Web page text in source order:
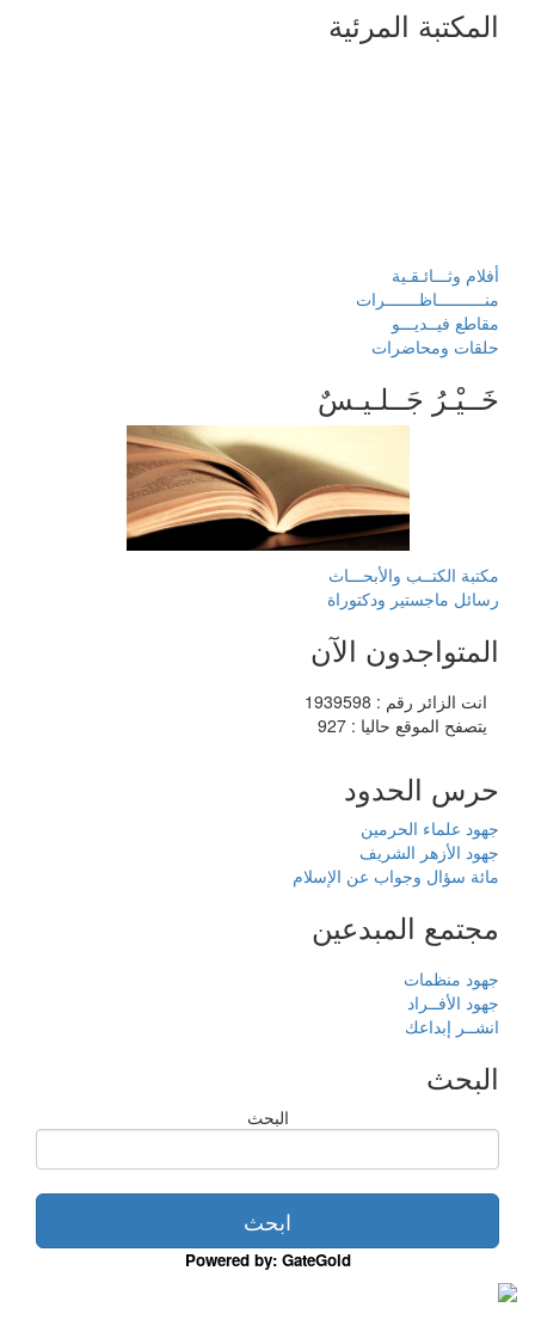
المكتبة المرئية
أفلام وثـــائـقـية
منــــــــــاظـــــــرات
مقاطع فيــديـــو
حلقات ومحاضرات
خَــيْـرُ جَــلـيـسٌ
مكتبة الكتــب والأبحـــاث
رسائل ماجستير ودكتوراة
المتواجدون الآن
انت الزائر رقم : 1939598
يتصفح الموقع حاليا : 927
حرس الحدود
جهود علماء الحرمين
جهود الأزهر الشريف
مائة سؤال وجواب عن الإسلام
مجتمع المبدعين
جهود منظمات
جهود الأفــراد
انشــر إبداعك
البحث
البحث
Powered by: GateGold